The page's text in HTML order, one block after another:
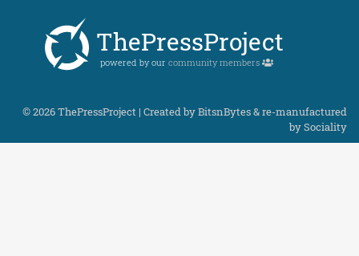
ThePressProject
powered by our community members
© 2026 ThePressProject | Created by BitsnBytes & re-manufactured
bySociality